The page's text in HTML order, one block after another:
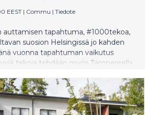
EEST | Commu | Tiedote
auttamisen tapahtuma, #1000tekoa,
suosion Helsingissä jo kahden
vuonna tapahtuman vaikutus
tekoja tehdään myös Tampereella
tuo yhteen yhdistykset, yritykset ja
hyvää.